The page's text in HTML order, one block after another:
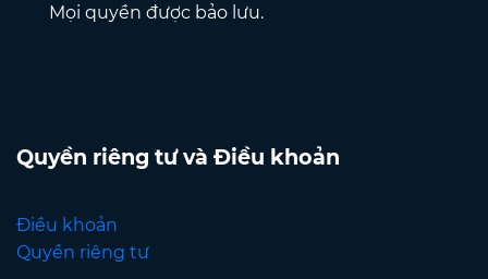
Mọi quyền được bảo lưu.
Quyền riêng tư và Điều khoản
Điều khoản
Quyền riêng tư